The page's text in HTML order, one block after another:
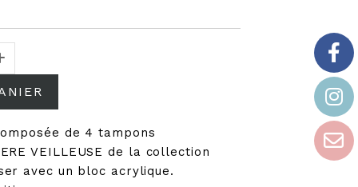
de 4 tampons
VEILLEUSE de la collection
avec un bloc acrylique.